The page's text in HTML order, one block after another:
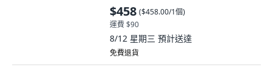
$458 ($458.00/1個)
運費 $90
8/12 星期三 預計送達
免費退貨